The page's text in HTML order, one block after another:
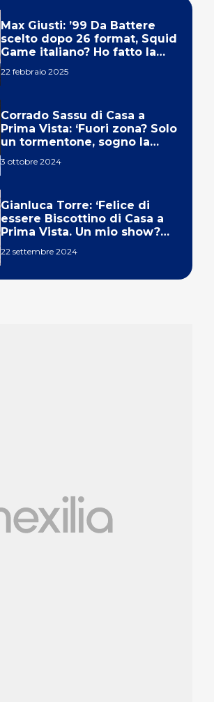
Max Giusti: ’99 Da Battere
scelto dopo 26 format, Squid
Game italiano? Ho fatto la
22 febbraio 2025
Corrado Sassu di Casa a
Prima Vista: ‘Fuori zona? Solo
un tormentone, sogno la
3 ottobre 2024
Gianluca Torre: ‘Felice di
essere Biscottino di Casa a
Prima Vista. Un mio show?
22 settembre 2024